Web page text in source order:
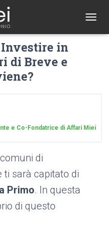
O
A
Investire in
di Breve e
e Co-Fondatrice di Affari Miei
di
sarà capitato di
Primo. In questa
di questo